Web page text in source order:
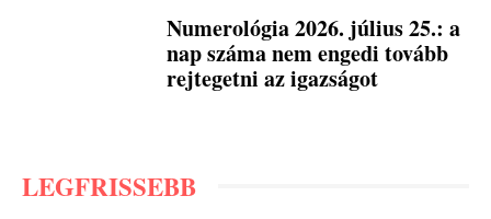
Numerológia 2026. július 25.: a
nap száma nem engedi tovább
rejtegetni az igazságot
LEGFRISSEBB